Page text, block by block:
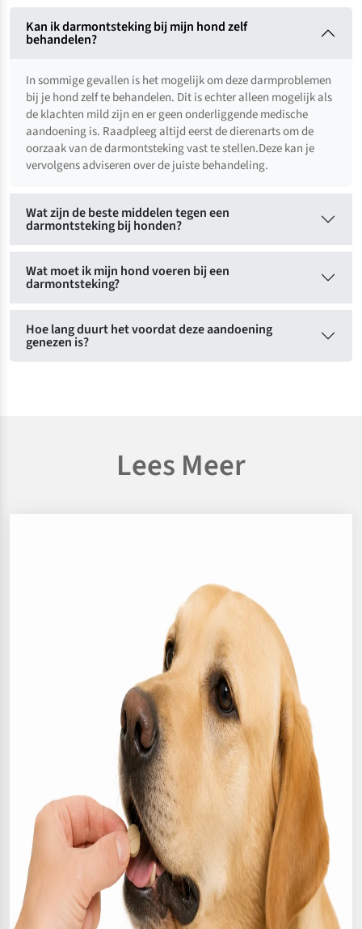
Kan ik darmontsteking bij mijn hond zelf
behandelen?
In sommige gevallen is het mogelijk om deze darmproblemen
bij je hond zelf te behandelen. Dit is echter alleen mogelijk als
de klachten mild zijn en er geen onderliggende medische
aandoening is. Raadpleeg altijd eerst de dierenarts om de
oorzaak van de darmontsteking vast te stellen.Deze kan je
vervolgens adviseren over de juiste behandeling.
Wat zijn de beste middelen tegen een
darmontsteking bij honden?
Wat moet ik mijn hond voeren bij een
darmontsteking?
Hoe lang duurt het voordat deze aandoening
genezen is?
Lees Meer